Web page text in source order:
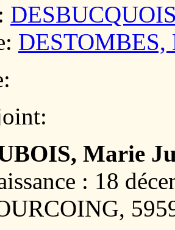
DESTOMBES,
Marie
: 18